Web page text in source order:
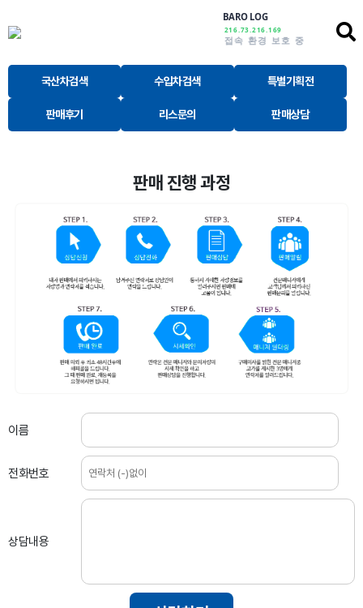
국산차검색 수입차검색 특별기획전
판매후기 리스문의 판매상담
판매 진행 과정
이름
전화번호
상담내용
BARO LOG
216.73.216.169
접속 환경 보호 중